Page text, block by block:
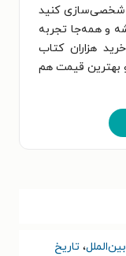
شخصی‌سازی کنید
و همه‌جا تجربه
هزاران کتاب
بهترین قیمت هم
، تاریخ